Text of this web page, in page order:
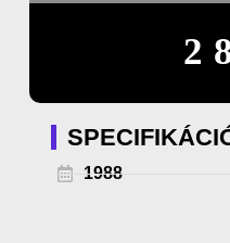
2
1988